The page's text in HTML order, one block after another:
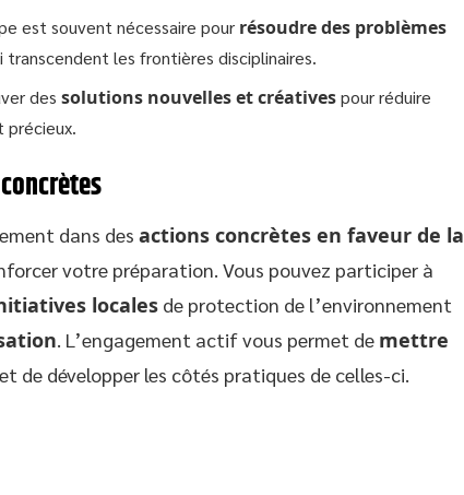
est souvent nécessaire pour résoudre des problèmes
transcendent les frontières disciplinaires.
des solutions nouvelles et créativespour réduire
précieux.
dans des actions concrètes en faveur de la
votre préparation. Vous pouvez participer à
locales de protection de l’environnement
. L’engagement actif vous permet de mettre
et de développer les côtés pratiques de celles-ci.